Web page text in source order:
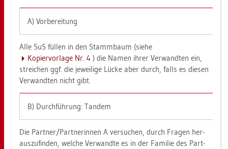
A) Vor­be­rei­tung
Alle SuS fül­len in den Stamm­baum (siehe
Ko­pier­vor­la­ge Nr. 4 ) die Namen ihrer Ver­wand­ten ein,
strei­chen ggf. die je­wei­li­ge Lücke aber durch, falls es die­sen
Ver­wand­ten nicht gibt.
B) Durch­füh­rung: Tan­dem
Die Part­ner/Part­ne­rin­nen A ver­su­chen, durch Fra­gen her­
aus­zu­fin­den, wel­che Ver­wand­te es in der Fa­mi­lie des Part­